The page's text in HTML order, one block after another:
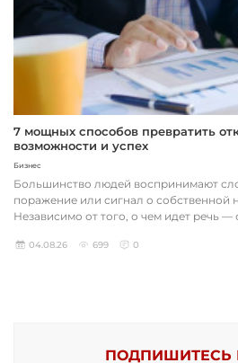
7 мощных способов превратить
возможности и успех
Бизнес
Большинство людей воспринимают
поражение или сигнал о собственной
Независимо от того, о чем идет речь —
04.08.26 699 0
ПОДПИШИТЕСЬ